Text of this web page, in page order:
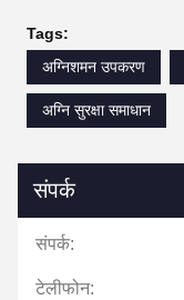
Tags:
अग्निशमन उपकरण
अग्नि सुरक्षा समाधान
संपर्क
संपर्क:
टेलीफोन: